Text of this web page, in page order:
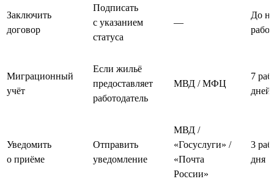
Заключить
договор
Подписать
с указанием
статуса
—
До
Миграционный
учёт
Если жильё
предоставляет
работодатель
МВД / МФЦ
7
дней
Уведомить
о приёме
Отправить
уведомление
МВД /
«Госуслуги» /
«Почта
России»
3
дня